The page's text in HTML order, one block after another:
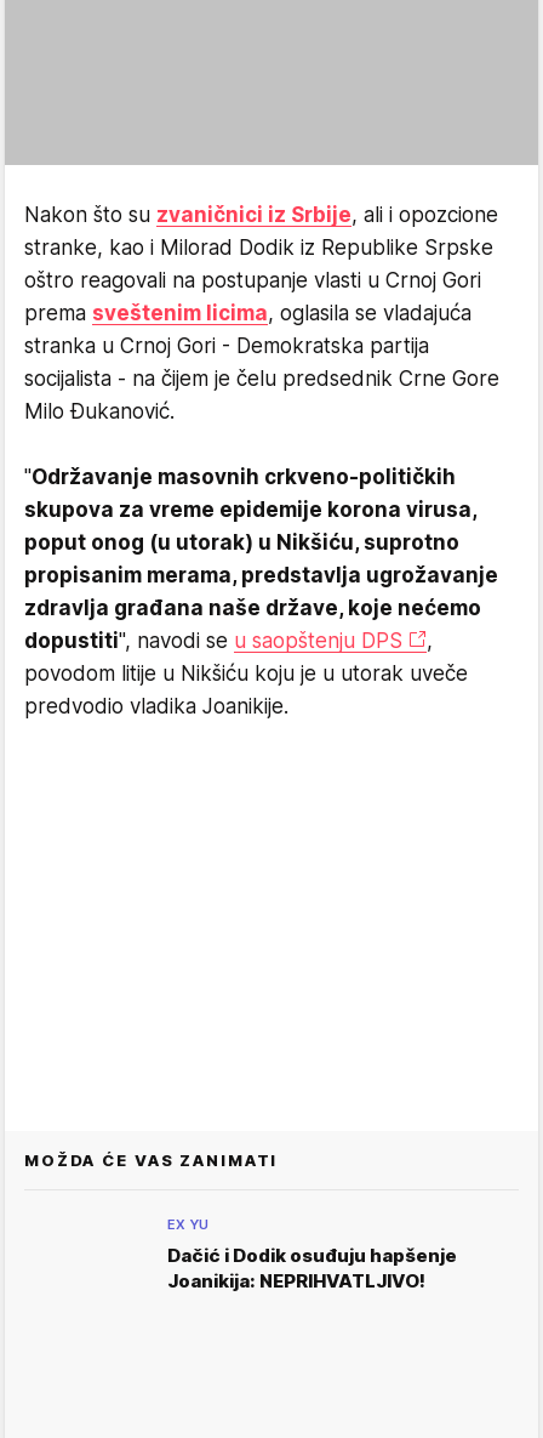
Nakon što su zvaničnici iz Srbije, ali i opozcione
stranke, kao i Milorad Dodik iz Republike Srpske
oštro reagovali na postupanje vlasti u Crnoj Gori
prema sveštenim licima, oglasila se vladajuća
stranka u Crnoj Gori - Demokratska partija
socijalista - na čijem je čelu predsednik Crne Gore
Milo Đukanović.
"Održavanje masovnih crkveno-političkih
skupova za vreme epidemije korona virusa,
poput onog (u utorak) u Nikšiću, suprotno
propisanim merama, predstavlja ugrožavanje
zdravlja građana naše države, koje nećemo
dopustiti", navodi se u saopštenju DPS
,
povodom litije u Nikšiću koju je u utorak uveče
predvodio vladika Joanikije.
MOŽDA ĆE VAS ZANIMATI
EX YU
Dačić i Dodik osuđuju hapšenje
Joanikija: NEPRIHVATLJIVO!